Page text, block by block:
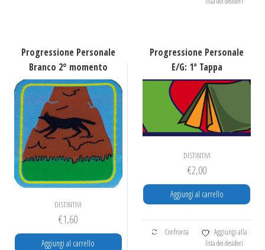
Progressione Personale
Branco 2° momento
DISTINTIVI
€1,60
Aggiungi al carrello
Progressione Personale
E/G: 1ª Tappa
DISTINTIVI
€2,00
Aggiungi al carrello
Confronta
Aggiungi alla
lista dei desideri